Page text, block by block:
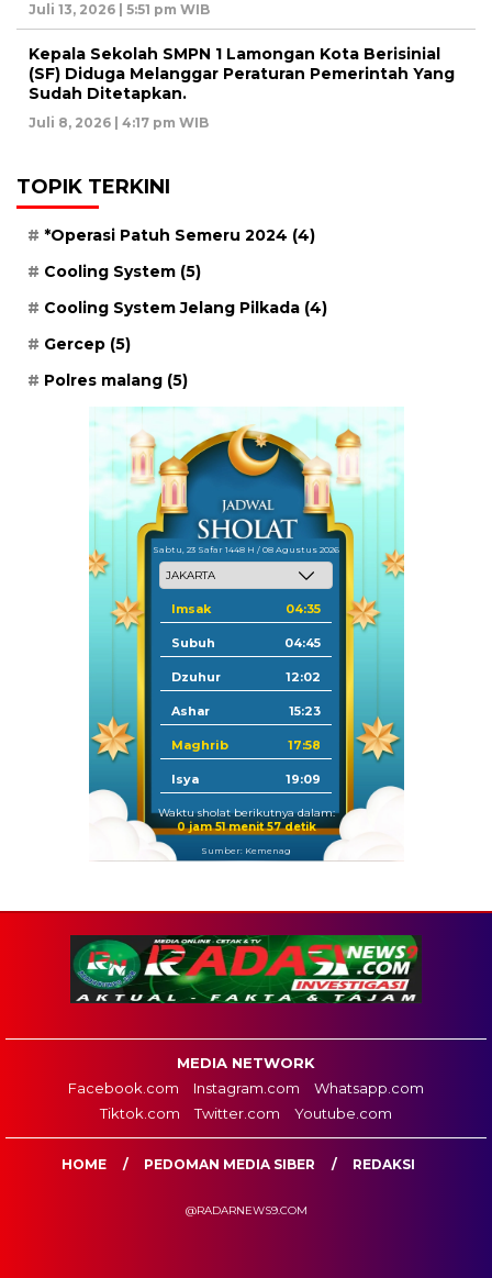
Juli 13, 2026 | 5:51 pm WIB
Kepala Sekolah SMPN 1 Lamongan Kota Berisinial
(SF) Diduga Melanggar Peraturan Pemerintah Yang
Sudah Ditetapkan.
Juli 8, 2026 | 4:17 pm WIB
TOPIK TERKINI
*Operasi Patuh Semeru 2024 (4)
Cooling System (5)
Cooling System Jelang Pilkada (4)
Gercep (5)
Polres malang (5)
Sabtu, 23 Safar 1448 H / 08 Agustus 2026
Imsak 04:35
Subuh 04:45
Dzuhur 12:02
Ashar 15:23
Maghrib 17:58
Isya 19:09
Waktu sholat berikutnya dalam:
0 jam 51 menit 56 detik
Sumber: Kemenag
MEDIA NETWORK
Facebook.com
Instagram.com
Whatsapp.com
Tiktok.com
Twitter.com Youtube.com
HOME PEDOMAN MEDIA SIBER REDAKSI
@RADARNEWS9.COM